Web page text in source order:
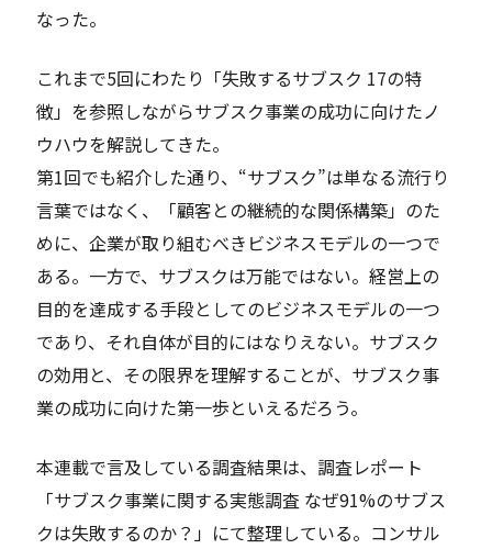
なった。
これまで5回にわたり「失敗するサブスク 17の特
徴」を参照しながらサブスク事業の成功に向けたノ
ウハウを解説してきた。
第1回でも紹介した通り、“サブスク”は単なる流行り
言葉ではなく、「顧客との継続的な関係構築」のた
めに、企業が取り組むべきビジネスモデルの一つで
ある。一方で、サブスクは万能ではない。経営上の
目的を達成する手段としてのビジネスモデルの一つ
であり、それ自体が目的にはなりえない。サブスク
の効用と、その限界を理解することが、サブスク事
業の成功に向けた第一歩といえるだろう。
本連載で言及している調査結果は、調査レポート
「サブスク事業に関する実態調査 なぜ91%のサブス
クは失敗するのか？」にて整理している。コンサル